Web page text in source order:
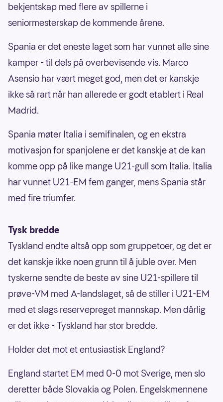
bekjentskap med flere av spillerne i
seniormesterskap de kommende årene.
Spania er det eneste laget som har vunnet alle sine
kamper - til dels på overbevisende vis. Marco
Asensio har vært meget god, men det er kanskje
ikke så rart når han allerede er godt etablert i Real
Madrid.
Spania møter Italia i semifinalen, og en ekstra
motivasjon for spanjolene er det kanskje at de kan
komme opp på like mange U21-gull som Italia. Italia
har vunnet U21-EM fem ganger, mens Spania står
med fire triumfer.
Tysk bredde
Tyskland endte altså opp som gruppetoer, og det er
det kanskje ikke noen grunn til å juble over. Men
tyskerne sendte de beste av sine U21-spillere til
prøve-VM med A-landslaget, så de stiller i U21-EM
med et slags reservepreget mannskap. Men dårlig
er det ikke - Tyskland har stor bredde.
Holder det mot et entusiastisk England?
England startet EM med 0-0 mot Sverige, men slo
deretter både Slovakia og Polen. Engelskmennene